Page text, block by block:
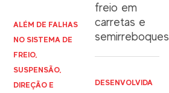
ALÉM DE FALHAS
NO SISTEMA DE
FREIO,
SUSPENSÃO,
DIREÇÃO E
freio em
carretas e
semirreboques
DESENVOLVIDA